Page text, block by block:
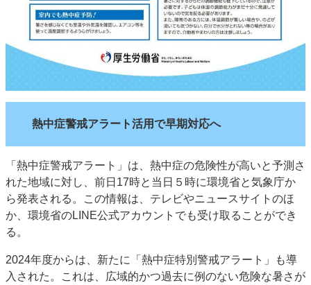
熱中症警戒アラート活用で早期対応へ
「熱中症警戒アラート」は、熱中症の危険性が高いと予測さ
れた地域に対し、前日17時と当日５時に環境省と気象庁か
ら発表される。この情報は、テレビやニュースサイトのほ
か、環境省のLINE公式アカウントでも受け取ることができ
る。
2024年度からは、新たに「熱中症特別警戒アラート」も導
入された。これは、広域的かつ過去に例のない危険な暑さが